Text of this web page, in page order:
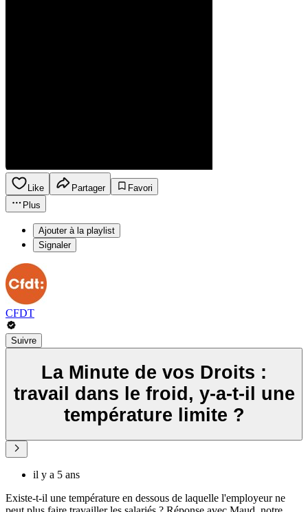
Like Partager
Favori
Plus
Ajouter à la playlist
Signaler
CFDT
Suivre
La Minute de vos Droits :
travail dans le froid, y-a-t-il une
température limite ?
il y a 5 ans
Existe-t-il une température en dessous de laquelle l'employeur ne